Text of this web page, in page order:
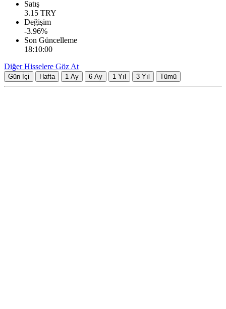
Satış
3.15 TRY
Değişim
-3.96%
Son Güncelleme
18:10:00
Diğer Hisselere Göz At
Gün İçi Hafta 1 Ay 6 Ay 1 Yıl 3 Yıl Tümü